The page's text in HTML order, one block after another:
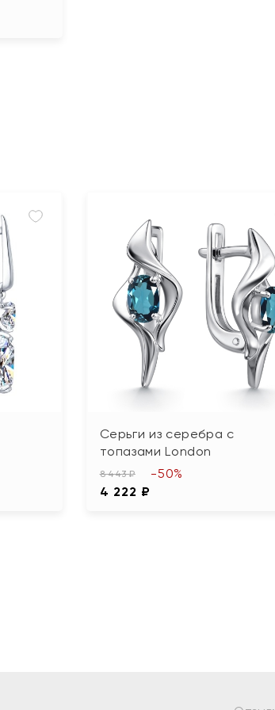
Серьги из серебра с
топазами London
8 443 ₽
4 222 ₽
-50%